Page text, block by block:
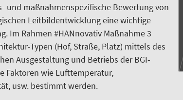
maßnahmenspezifische Bewertung von
Leitbildentwicklung eine wichtige
Im Rahmen #HANnovativ Maßnahme 3
Typen (Hof, Straße, Platz) mittels des
Ausgestaltung und Betriebs der BGI-
Faktoren wie Lufttemperatur,
usw. bestimmt werden.